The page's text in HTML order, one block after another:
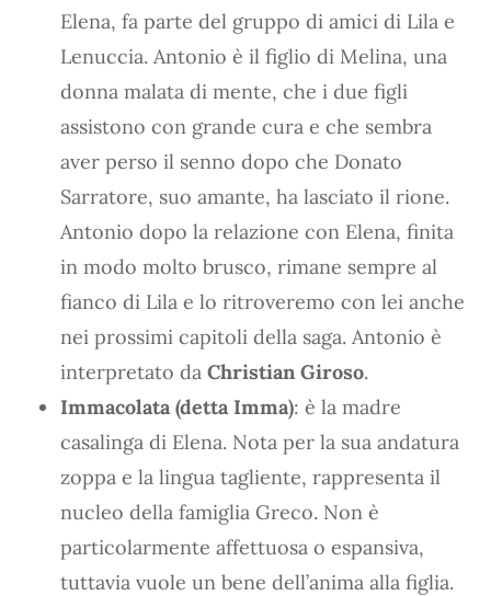
Elena, fa parte del gruppo di amici di Lila e
Lenuccia. Antonio è il figlio di Melina, una
donna malata di mente, che i due figli
assistono con grande cura e che sembra
aver perso il senno dopo che Donato
Sarratore, suo amante, ha lasciato il rione.
Antonio dopo la relazione con Elena, finita
in modo molto brusco, rimane sempre al
fianco di Lila e lo ritroveremo con lei anche
nei prossimi capitoli della saga. Antonio è
interpretato da Christian Giroso.
Immacolata (detta Imma): è la madre
casalinga di Elena. Nota per la sua andatura
zoppa e la lingua tagliente, rappresenta il
nucleo della famiglia Greco. Non è
particolarmente affettuosa o espansiva,
tuttavia vuole un bene dell’anima alla figlia.